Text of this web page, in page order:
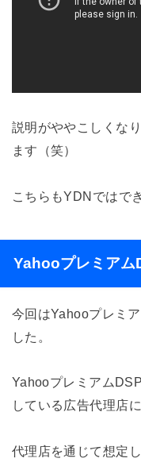
説明がややこしくな
ます（笑）
こちらもYDNではで
Yahooプレミアム
今回はYahooプレミ
した。
Yahooプレミアム
している広告代理店
代理店を通じて想定